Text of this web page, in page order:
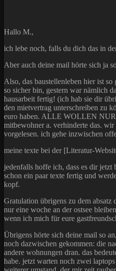
Hallo M.,
ich lebe noch, falls du dich das in
Aber auch deine mail hörte sich ja
Also, das baustellenleben hier ist
so sicher bin, gestern war nämlich
hausarbeit fertig! (ich hab sie dir
den mietvertrag unterschreiben zu
euro haben. ALLE WOLLEN NUR
mitbewohner a. verhinderte das.
vorgelesen. ich gehe inzwischen
meine texte bei der [Literatur-
jedenfalls hoffe ich, dass es dir
schon ein paar texte fertig und
kopf.
Gratulation übrigens zu dem
nur eine woche an der ostsee
wenn ich mich für eure
Übrigens hörte sich deine mail so
noch dazwischen gekommen: die
andere wohnungen dran. das
habe. jetzt warten noch zwei